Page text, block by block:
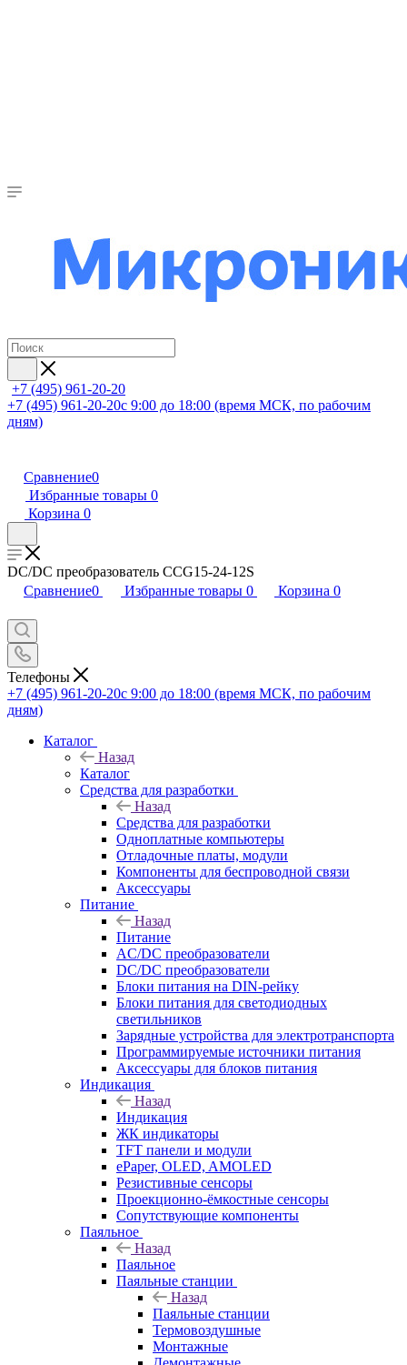
+7 (495) 961-20-20
+7 (495) 961-20-20с 9:00 до 18:00 (время МСК, по рабочим
дням)
Сравнение0
Избранные товары 0
Корзина 0
DC/DC преобразователь CCG15-24-12S
Сравнение0 Избранные товары 0 Корзина 0
Телефоны
+7 (495) 961-20-20с 9:00 до 18:00 (время МСК, по рабочим
дням)
Каталог
Назад
Каталог
Средства для разработки
Назад
Средства для разработки
Одноплатные компьютеры
Отладочные платы, модули
Компоненты для беспроводной связи
Аксессуары
Питание
Назад
Питание
AC/DC преобразователи
DC/DC преобразователи
Блоки питания на DIN-рейку
Блоки питания для светодиодных
светильников
Зарядные устройства для электротранспорта
Программируемые источники питания
Аксессуары для блоков питания
Индикация
Назад
Индикация
ЖК индикаторы
TFT панели и модули
ePaper, OLED, AMOLED
Резистивные сенсоры
Проекционно-ёмкостные сенсоры
Сопутствующие компоненты
Паяльное
Назад
Паяльное
Паяльные станции
Назад
Паяльные станции
Термовоздушные
Монтажные